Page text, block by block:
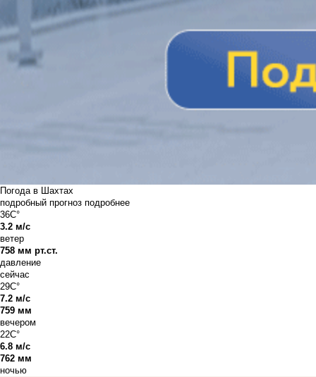
Погода в Шахтах
подробный прогноз подробнее
36C°
3.2 м/с
ветер
758 мм рт.ст.
давление
сейчас
29C°
7.2 м/с
759 мм
вечером
22C°
6.8 м/с
762 мм
ночью